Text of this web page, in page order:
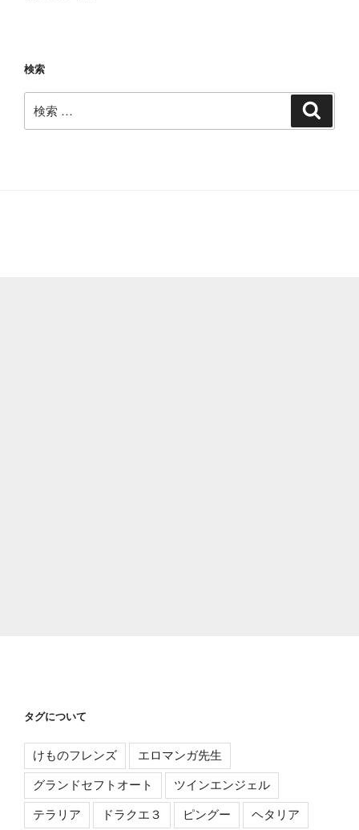
シ
ョ
ン
検索
索:
タグについて
けものフレンズ エロマンガ先生
グランドセフトオート ツインエンジェル
テラリア ドラクエ３ ピングー ヘタリア